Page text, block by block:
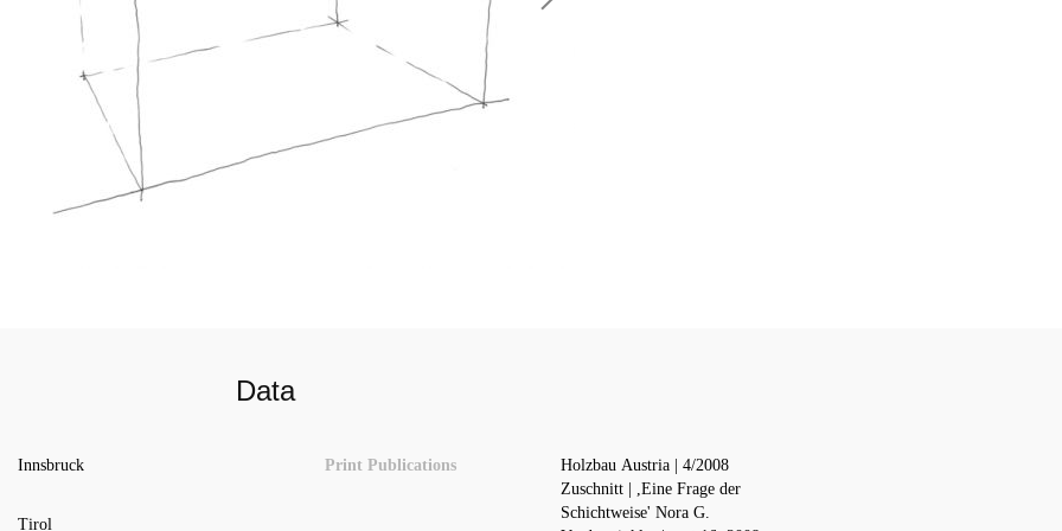
Data
Innsbruck
Tirol
Print Publications
Holzbau Austria | 4/2008
Zuschnitt | ,Eine Frage der
Schichtweise' Nora G.